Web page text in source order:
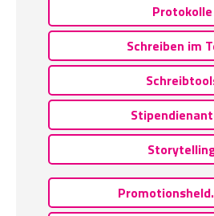
Protokolle
Schreiben im